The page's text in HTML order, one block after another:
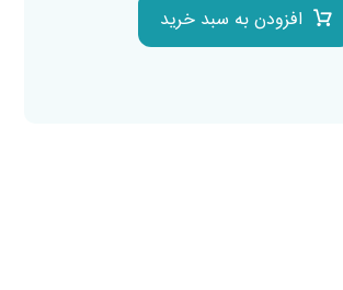
افزودن به سبد خرید